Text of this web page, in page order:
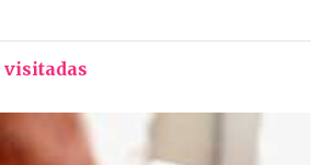
visitadas